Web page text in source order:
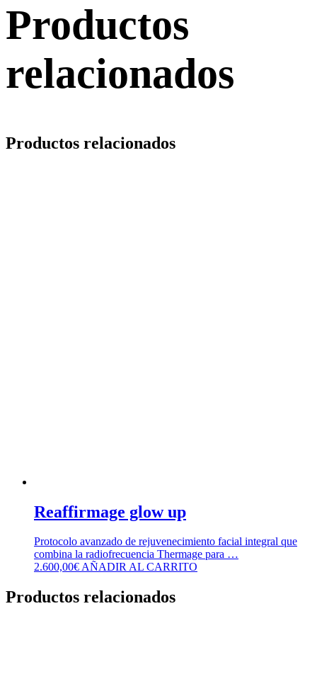
Productos
relacionados
Productos relacionados
Reaffirmage glow up
Protocolo avanzado de rejuvenecimiento facial integral que
combina la radiofrecuencia Thermage para …
2.600,00€AÑADIR AL CARRITO
Productos relacionados